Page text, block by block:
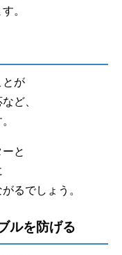
。
とが
ど、
と
るでしょう。
ルを防げる